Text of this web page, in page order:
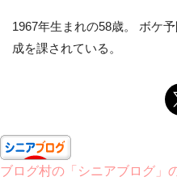
1967年生まれの58歳。 ボケ
成を課されている。
ブログ村の「シニアブログ」